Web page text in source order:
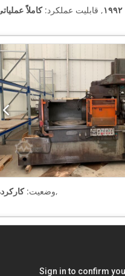
۱۹۹۲, قابلیت عملکرد:کاملاً
وضعیت:,